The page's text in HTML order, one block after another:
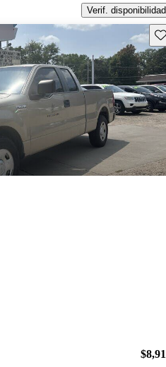
Verif. disponibilidad